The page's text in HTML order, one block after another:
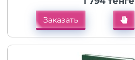
Заказать